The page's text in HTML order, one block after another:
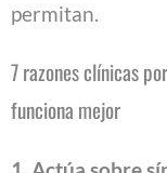
permitan.
7 razones clínicas
funciona mejor